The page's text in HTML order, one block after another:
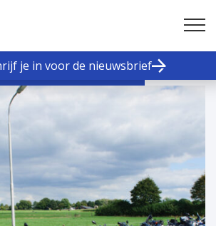
je in voor de nieuwsbrief